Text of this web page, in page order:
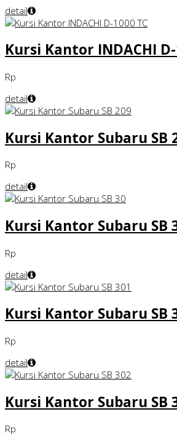
detail
Kursi Kantor INDACHI D-
Rp
detail
Kursi Kantor Subaru SB
Rp
detail
Kursi Kantor Subaru SB
Rp
detail
Kursi Kantor Subaru SB
Rp
detail
Kursi Kantor Subaru SB
Rp